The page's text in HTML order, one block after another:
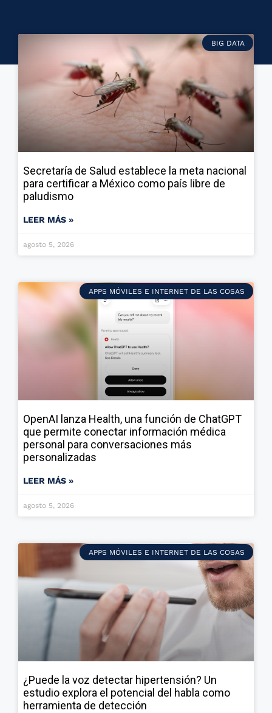
BIG DATA
Secretaría de Salud establece la meta nacional
para certificar a México como país libre de
paludismo
LEER MÁS »
agosto 5, 2026
APPS MÓVILES E INTERNET DE LAS COSAS
OpenAI lanza Health, una función de ChatGPT
que permite conectar información médica
personal para conversaciones más
personalizadas
LEER MÁS »
agosto 5, 2026
APPS MÓVILES E INTERNET DE LAS COSAS
¿Puede la voz detectar hipertensión? Un
estudio explora el potencial del habla como
herramienta de detección